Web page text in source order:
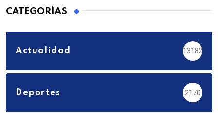
CATEGORÍAS
Actualidad 13182
Deportes 2170